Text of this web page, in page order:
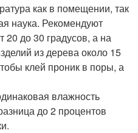
как в помещении, так
наука. Рекомендуют
20 до 30 градусов, а на
из дерева около 15
клей проник в поры, а
влажность
до 2 процентов